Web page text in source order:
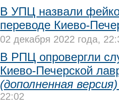
В УПЦ назвали
переводе Киево-
02 декабря 2022 года,
В РПЦ опровергли
Киево-Печерской
(дополненная версия)
22:02